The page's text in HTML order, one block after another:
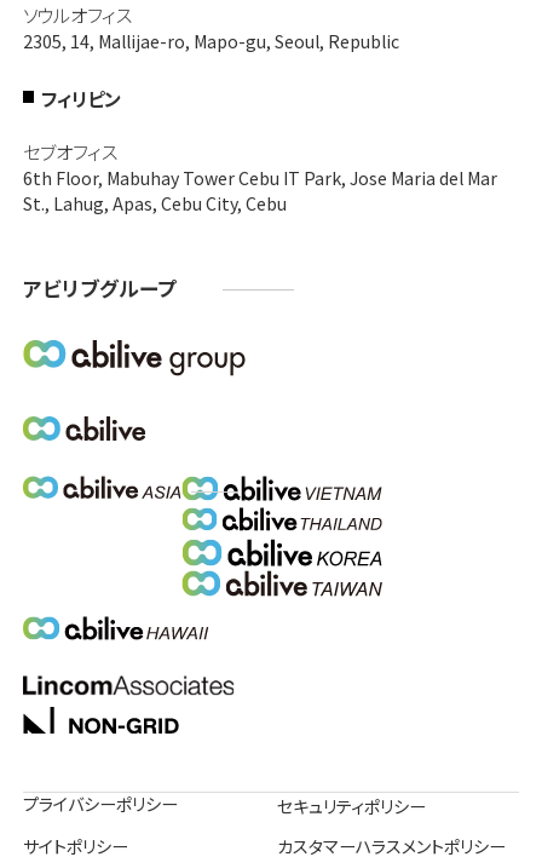
ソウルオフィス
2305, 14, Mallijae-ro, Mapo-gu, Seoul, Republic
フィリピン
セブオフィス
6th Floor, Mabuhay Tower Cebu IT Park, Jose Maria del Mar
St., Lahug, Apas, Cebu City, Cebu
アビリブグループ
プライバシーポリシー
セキュリティポリシー
サイトポリシー
カスタマーハラスメントポリシー